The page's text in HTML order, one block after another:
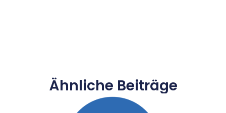
Ähnliche Beiträge